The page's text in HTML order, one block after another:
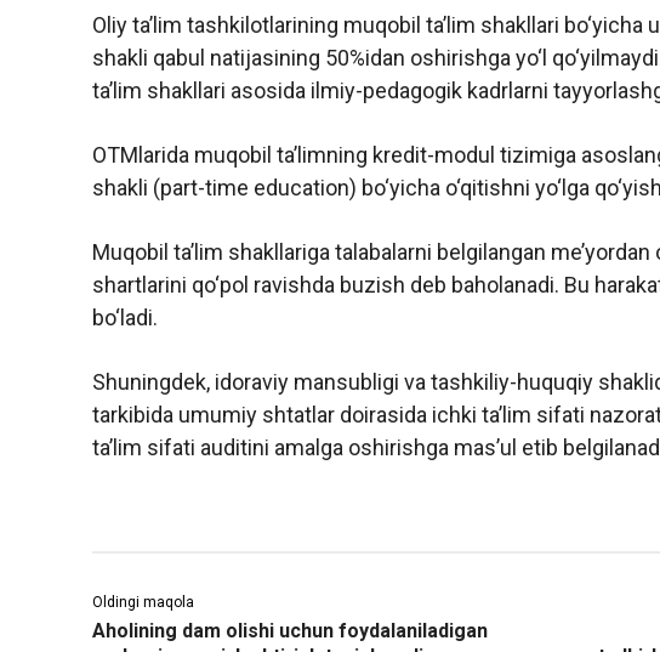
Oliy ta’lim tashkilotlarining muqobil ta’lim shakllari
shakli qabul natijasining 50%idan oshirishga yo‘l
ta’lim shakllari asosida ilmiy-pedagogik kadrlarni
OTMlarida muqobil ta’limning kredit-modul tizimiga
shakli (part-time education) bo‘yicha o‘qitishni yo‘lga
Muqobil ta’lim shakllariga talabalarni belgilangan
shartlarini qo‘pol ravishda buzish deb baholanadi. Bu
bo‘ladi.
Shuningdek, idoraviy mansubligi va tashkiliy-huquqiy
tarkibida umumiy shtatlar doirasida ichki ta’lim sifati
ta’lim sifati auditini amalga oshirishga mas’ul etib
Oldingi maqola
Aholining dam olishi uchun foydalaniladigan